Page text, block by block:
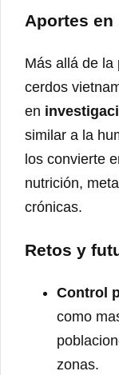
Aportes
Más allá de la
cerdos
en
similar a la
los convierte
nutrición,
crónicas.
Retos y
Control
como
zonas.